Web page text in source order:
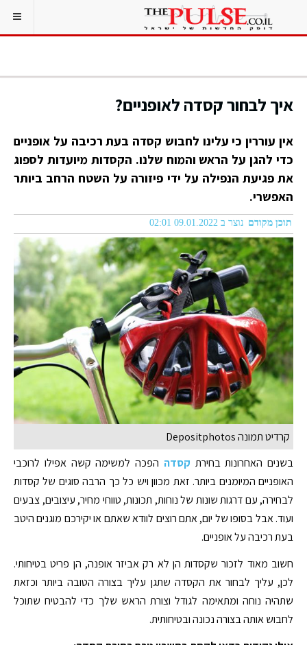
איך לבחור קסדה לאופניים?
אין עוררין כי עלינו לחבוש קסדה בעת רכיבה על אופניים
כדי להגן על הראש והמוח שלנו. הקסדות מיועדות לספוג
את פגיעת הנפילה על ידי פיזורה על השטח הרחב ביותר
האפשרי.
תוכן מקודם נוצר ב 09.01.2022 02:01
קרדיט תמונה Depositphotos
בשנים האחרונות בחירת קסדה הפכה למשימה קשה אפילו לרוכבי
האופניים המיומנים ביותר. זאת מכוון ויש כל כך הרבה סוגים של קסדות
לבחירה, עם דרגות שונות של נוחות, תכונות, טווחי מחיר, עיצובים, צבעים
ועוד. אבל בסופו של יום, אתם רוצים לוודא שאתם או יקירכם מוגנים היטב
בעת רכיבה על אופניים.
חשוב מאוד לזכור שקסדות הן לא רק אביזר אופנה, הן פריט בטיחותי.
לכן, עליך לבחור את הקסדה שתגן עליך בצורה הטובה ביותר וכזאת
שתהיה נוחה ומתאימה לגודל וצורת הראש שלך כדי להבטיח שתוכל
לחבוש אותה בצורה נכונה ובטיחותית.